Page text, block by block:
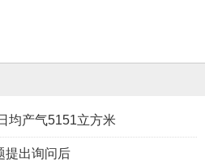
均产气5151立方米
提出询问后